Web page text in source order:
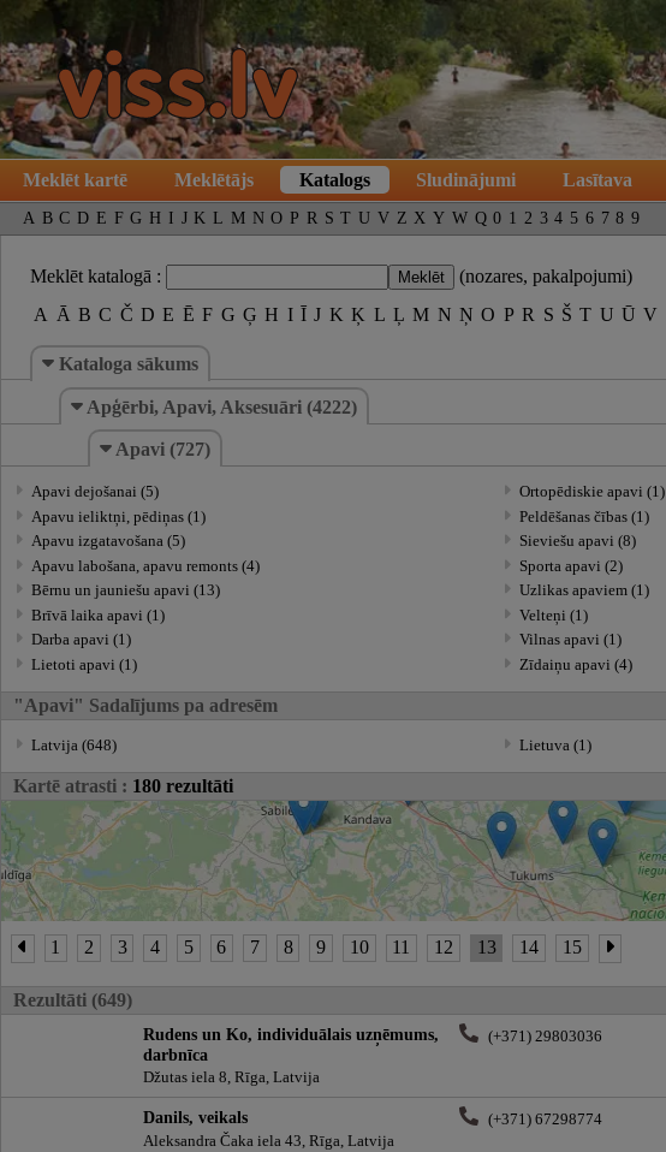
Meklēt kartē Meklētājs Katalogs Sludinājumi Lasītava
A B C D E F G H I J K L M N O P R S T U V Z X Y W Q 0 1 2 3 4 5 6 7 8 9
Meklēt katalogā :
(nozares, pakalpojumi)
A Ā B C Č D E Ē F G Ģ H I Ī J K Ķ L Ļ M N Ņ O P R S Š T U Ū V
Kataloga sākums
Apģērbi, Apavi, Aksesuāri (4222)
Apavi (727)
Apavi dejošanai (5)
Apavu ieliktņi, pēdiņas (1)
Apavu izgatavošana (5)
Apavu labošana, apavu remonts (4)
Bērnu un jauniešu apavi (13)
Brīvā laika apavi (1)
Darba apavi (1)
Lietoti apavi (1)
Ortopēdiskie apavi (1)
Peldēšanas čības (1)
Sieviešu apavi (8)
Sporta apavi (2)
Uzlikas apaviem (1)
Velteņi (1)
Vilnas apavi (1)
Zīdaiņu apavi (4)
"Apavi" Sadalījums pa adresēm
Latvija (648) Lietuva (1)
Kartē atrasti : 180 rezultāti
1 2 3 4 5 6 7 8 9 10 11 12 13 14 15
Rezultāti (649)
Rudens un Ko, individuālais uzņēmums,
darbnīca
Džutas iela 8, Rīga, Latvija
(+371) 29803036
Danils, veikals
Aleksandra Čaka iela 43, Rīga, Latvija
(+371) 67298774